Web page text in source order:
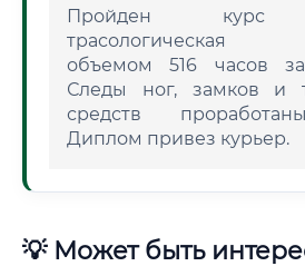
Пройден курс
трасологическая
объемом 516 часов
Следы ног, замков и
средств
Диплом привез курьер.
💡 Может быть